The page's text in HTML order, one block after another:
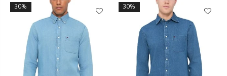
30% 30%